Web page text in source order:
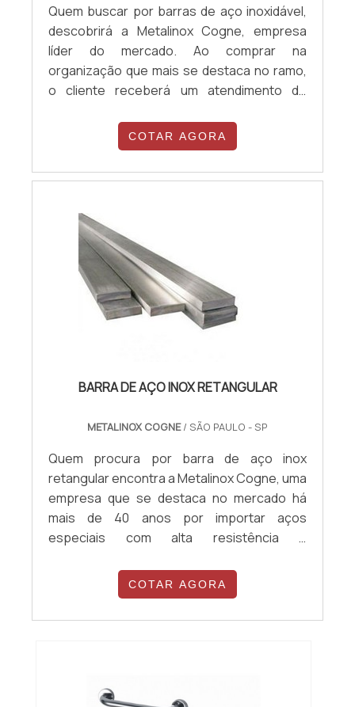
Quem buscar por barras de aço inoxidável,
descobrirá a Metalinox Cogne, empresa
líder do mercado. Ao comprar na
organização que mais se destaca no ramo,
o cliente receberá um atendimento de
produtos que solucionem qualquer
demanda. Quando a necessidade é barras
de aço inoxidável, com a equipe da Metalinox
e diversas opções de pagamento
disponíveis.MAIS D...
COTAR AGORA
BARRA DE AÇO INOX RETANGULAR
METALINOX COGNE/ SÃO PAULO - SP
Quem procura por barra de aço inox
retangular encontra a Metalinox Cogne, uma
empresa que se destaca no mercado há
mais de 40 anos por importar aços
especiais com alta resistência e
companhia investe constantemente em
melhorias nos seus processos, além de
possuir um rigoroso controle de qualidade.
COTAR AGORA